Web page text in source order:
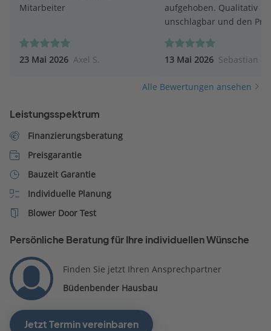
Mitarbeiter
23 Mai 2026 Axel S.
aufgehoben. Qualitativ
unschlagbar und den
13 Mai 2026 Sebastian D.
Alle Bewertungen ansehen
Leistungsspektrum
Finanzierungsberatung
Preisgarantie
Bauzeit Garantie
Individuelle Planung
Blower Door Test
Persönliche Beratung für Ihre individuellen Wünsche
Finden Sie jetzt Ihren Ansprechpartner
Büdenbender Hausbau
Jetzt Termin vereinbaren